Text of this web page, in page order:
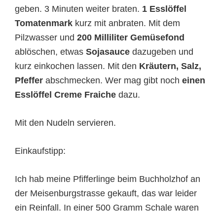
geben. 3 Minuten weiter braten. 1 Esslöffel
Tomatenmark kurz mit anbraten. Mit dem
Pilzwasser und 200 Milliliter Gemüsefond
ablöschen, etwas Sojasauce dazugeben und
kurz einkochen lassen. Mit den Kräutern, Salz,
Pfeffer abschmecken. Wer mag gibt noch einen
Esslöffel Creme Fraiche dazu.
Mit den Nudeln servieren.
Einkaufstipp:
Ich hab meine Pfifferlinge beim Buchholzhof an
der Meisenburgstrasse gekauft, das war leider
ein Reinfall. In einer 500 Gramm Schale waren